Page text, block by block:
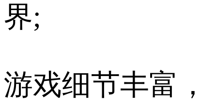
界;
游戏细节丰富，